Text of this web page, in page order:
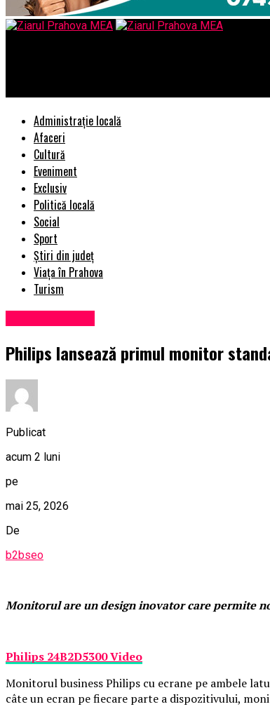
Administrație locală
Afaceri
Cultură
Eveniment
Exclusiv
Politică locală
Social
Sport
Știri din județ
Viața în Prahova
Turism
Philips lansează primul monitor
Publicat
acum 2 luni
pe
mai 25, 2026
De
b2bseo
Monitorul are un design inovator care permite
Philips 24B2D5300 Video
Monitorul business Philips cu ecrane pe ambele
câte un ecran pe fiecare parte a dispozitivului,